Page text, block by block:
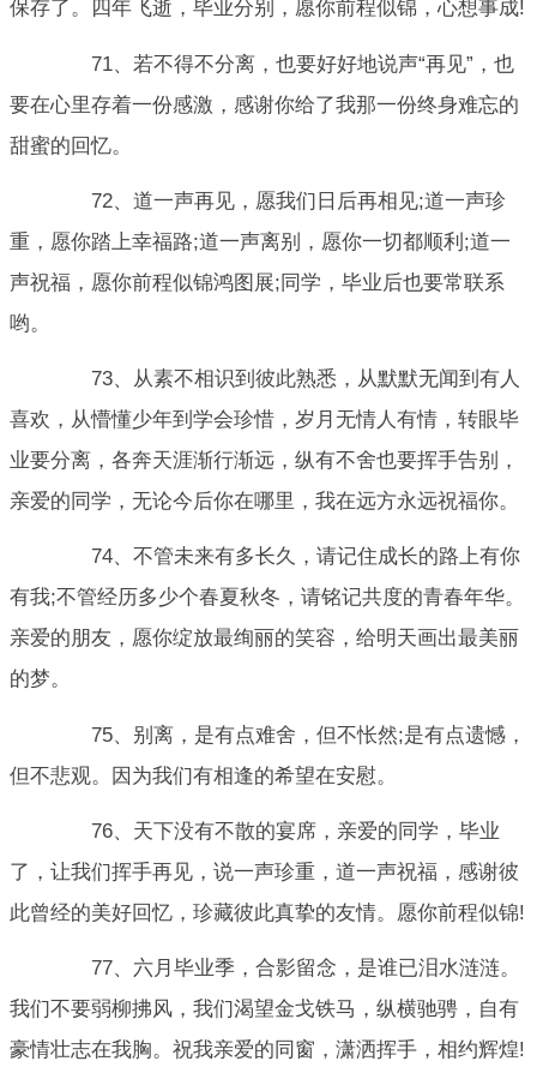
保存了。四年飞逝，毕业分别，愿你前程似锦，心想事成!
71、若不得不分离，也要好好地说声“再见”，也
要在心里存着一份感激，感谢你给了我那一份终身难忘的
甜蜜的回忆。
72、道一声再见，愿我们日后再相见;道一声珍
重，愿你踏上幸福路;道一声离别，愿你一切都顺利;道一
声祝福，愿你前程似锦鸿图展;同学，毕业后也要常联系
哟。
73、从素不相识到彼此熟悉，从默默无闻到有人
喜欢，从懵懂少年到学会珍惜，岁月无情人有情，转眼毕
业要分离，各奔天涯渐行渐远，纵有不舍也要挥手告别，
亲爱的同学，无论今后你在哪里，我在远方永远祝福你。
74、不管未来有多长久，请记住成长的路上有你
有我;不管经历多少个春夏秋冬，请铭记共度的青春年华。
亲爱的朋友，愿你绽放最绚丽的笑容，给明天画出最美丽
的梦。
75、别离，是有点难舍，但不怅然;是有点遗憾，
但不悲观。因为我们有相逢的希望在安慰。
76、天下没有不散的宴席，亲爱的同学，毕业
了，让我们挥手再见，说一声珍重，道一声祝福，感谢彼
此曾经的美好回忆，珍藏彼此真挚的友情。愿你前程似锦!
77、六月毕业季，合影留念，是谁已泪水涟涟。
我们不要弱柳拂风，我们渴望金戈铁马，纵横驰骋，自有
豪情壮志在我胸。祝我亲爱的同窗，潇洒挥手，相约辉煌!